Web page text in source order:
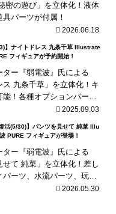
密の遊び」を立体化！液体
パーツが付属！
2026.06.18
3)】ナイトドレス 九条千草 Illustrate
フィギュアが予約開始！
ター『弱電波』氏による
ス 九条千草」を立体化！キ
！各種オプションパーツ
2025.09.03
活(5/30)】パンツを見せて 純菜 Illu
PURE フィギュアが登場！
ター『弱電波』氏による
せて 純菜」を立体化！差し
ーツ、水流パーツ、玩具
付属！海外商品は、発売が
2026.05.30